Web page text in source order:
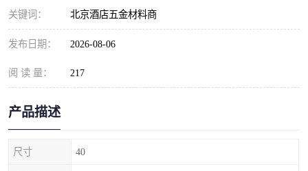
关键词： 北京酒店五金材料商
发布日期： 2026-08-06
阅 读 量： 217
产品描述
尺寸 40